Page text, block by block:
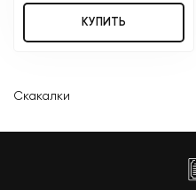
КУПИТЬ
Скакалки